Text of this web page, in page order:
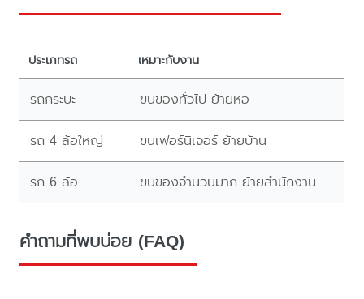
ประเภทรถ เหมาะกับงาน
รถกระบะ ขนของทั่วไป ย้ายหอ
รถ 4 ล้อใหญ่ ขนเฟอร์นิเจอร์ ย้ายบ้าน
รถ 6 ล้อ ขนของจำนวนมาก ย้ายสำนักงาน
คำถามที่พบบ่อย (FAQ)